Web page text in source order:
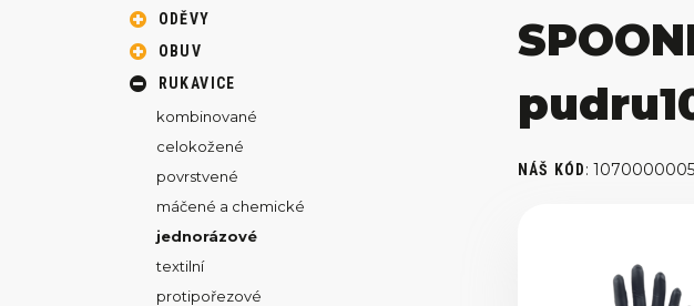
ODĚVY
OBUV
RUKAVICE
kombinované
celokožené
povrstvené
máčené a chemické
jednorázové
textilní
protipořezové
NÁŠ KÓD: